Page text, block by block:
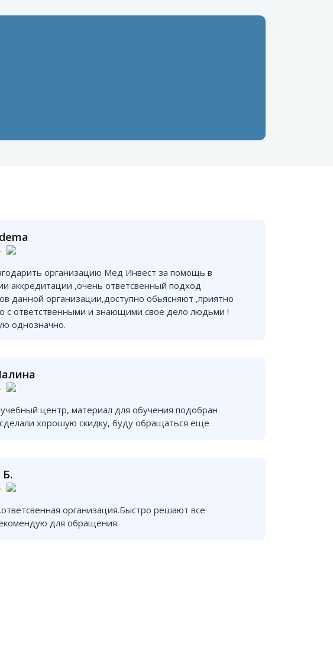
организацию Мед Инвест за помощь в
аккредитации ,очень ответсвенный подход
данной организации,доступно обьясняют ,приятно
с ответственными и знающими свое дело людьми !
однозначно.
центр, материал для обучения подобран
хорошую скидку, буду обращаться еще
организация.Быстро решают все
для обращения.